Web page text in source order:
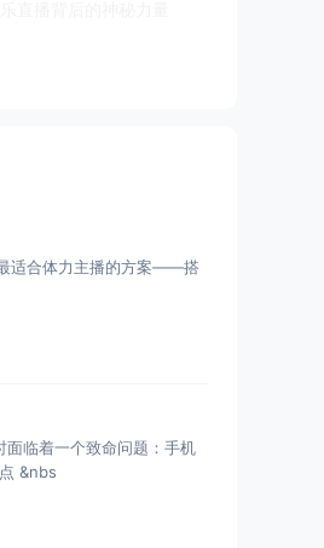
适合体力主播的方案——搭
临着一个致命问题：手机
&nbs